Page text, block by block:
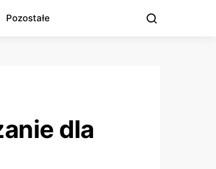
Pozostałe
dla